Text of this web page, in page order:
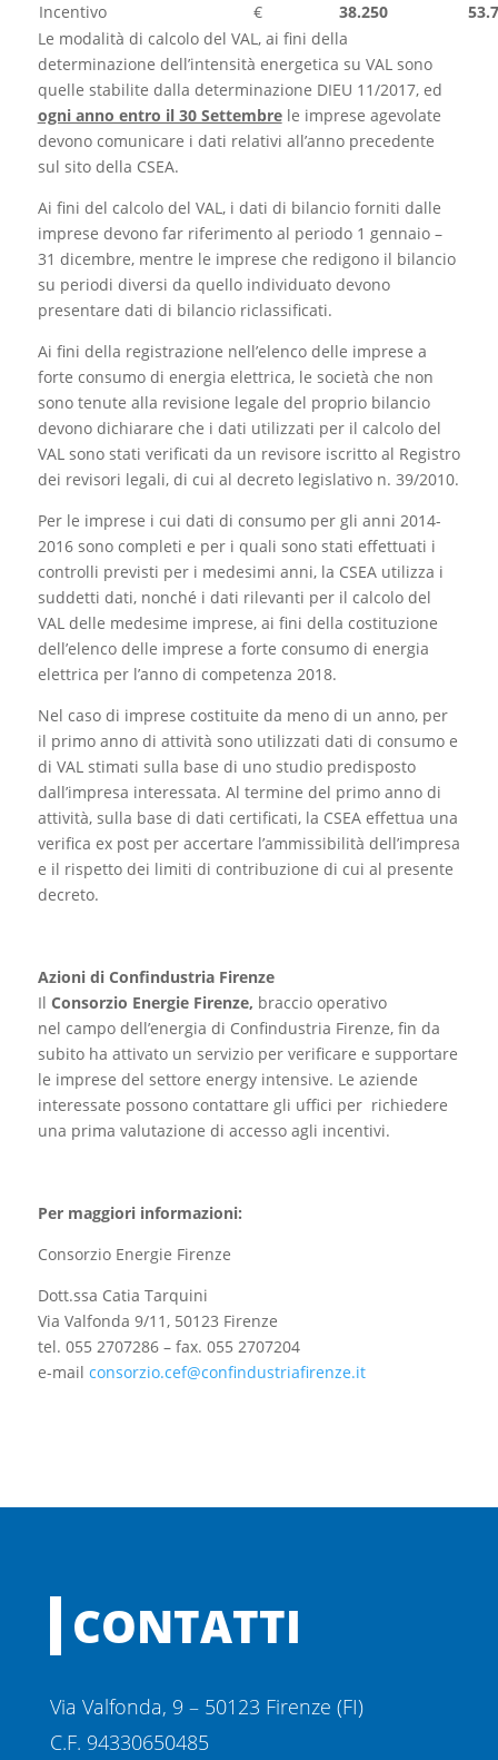
Incentivo € 38.250
Le modalità di calcolo del VAL, ai fini della
determinazione dell’intensità energetica su VAL sono
quelle stabilite dalla determinazione DIEU 11/2017, ed
ogni anno entro il 30 Settembrele imprese agevolate
devono comunicare i dati relativi all’anno precedente
sul sito della CSEA.
Ai fini del calcolo del VAL, i dati di bilancio forniti dalle
imprese devono far riferimento al periodo 1 gennaio –
31 dicembre, mentre le imprese che redigono il bilancio
su periodi diversi da quello individuato devono
presentare dati di bilancio riclassificati.
Ai fini della registrazione nell’elenco delle imprese a
forte consumo di energia elettrica, le società che non
sono tenute alla revisione legale del proprio bilancio
devono dichiarare che i dati utilizzati per il calcolo del
VAL sono stati verificati da un revisore iscritto al Registro
dei revisori legali, di cui al decreto legislativo n. 39/2010.
Per le imprese i cui dati di consumo per gli anni 2014-
2016 sono completi e per i quali sono stati effettuati i
controlli previsti per i medesimi anni, la CSEA utilizza i
suddetti dati, nonché i dati rilevanti per il calcolo del
VAL delle medesime imprese, ai fini della costituzione
dell’elenco delle imprese a forte consumo di energia
elettrica per l’anno di competenza 2018.
Nel caso di imprese costituite da meno di un anno, per
il primo anno di attività sono utilizzati dati di consumo e
di VAL stimati sulla base di uno studio predisposto
dall’impresa interessata. Al termine del primo anno di
attività, sulla base di dati certificati, la CSEA effettua una
verifica ex post per accertare l’ammissibilità dell’impresa
e il rispetto dei limiti di contribuzione di cui al presente
decreto.
Azioni di Confindustria Firenze
Il Consorzio Energie Firenze, braccio operativo
nel campo dell’energia di Confindustria Firenze, fin da
subito ha attivato un servizio per verificare e supportare
le imprese del settore energy intensive. Le aziende
interessate possono contattare gli uffici per richiedere
una prima valutazione di accesso agli incentivi.
Per maggiori informazioni:
Consorzio Energie Firenze
Dott.ssa Catia Tarquini
Via Valfonda 9/11, 50123 Firenze
tel. 055 2707286 – fax. 055 2707204
e-mail consorzio.cef@confindustriafirenze.it
CONTATTI
Via Valfonda, 9 – 50123 Firenze (FI)
C.F. 94330650485